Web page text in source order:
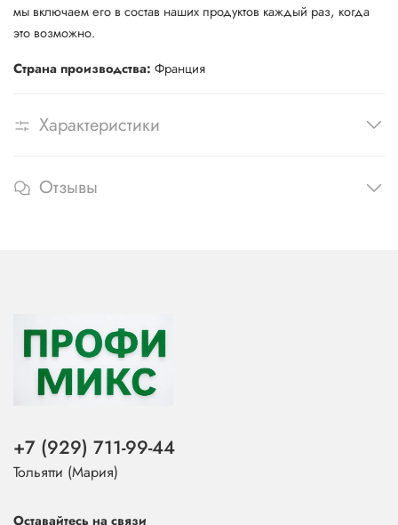
мы включаем его в состав наших продуктов каждый раз, когда
это возможно.
Страна производства: Франция
Характеристики
Отзывы
+7 (929) 711-99-44
Тольятти (Мария)
Оставайтесь на связи